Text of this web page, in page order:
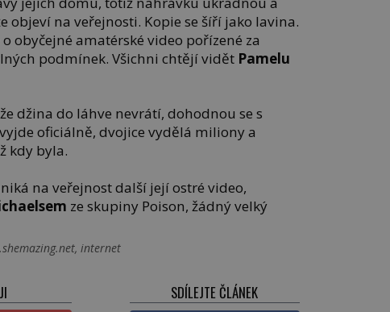
objeví na veřejnosti. Kopie se šíří jako lavina.
obyčejné amatérské video pořízené za
podmínek. Všichni chtějí vidět Pamelu
džina do láhve nevrátí, dohodnou se s
oficiálně, dvojice vydělá miliony a
kdy byla.
na veřejnost další její ostré video,
ze skupiny Poison, žádný velký
internet
SDÍLEJTE ČLÁNEK